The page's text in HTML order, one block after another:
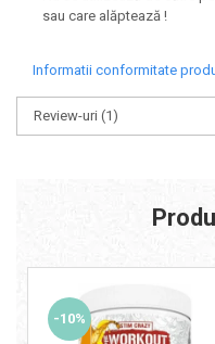
sau care alăptează !
Informatii conformitate
Review-uri (1)
-10%